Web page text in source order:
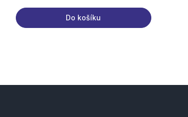
Do košíku